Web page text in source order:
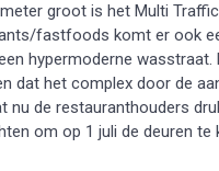
groot is het Multi
fastfoods komt er ook
hypermoderne wasstraat.
dat het complex door de
nu de restauranthouders
om op 1 juli de deuren te